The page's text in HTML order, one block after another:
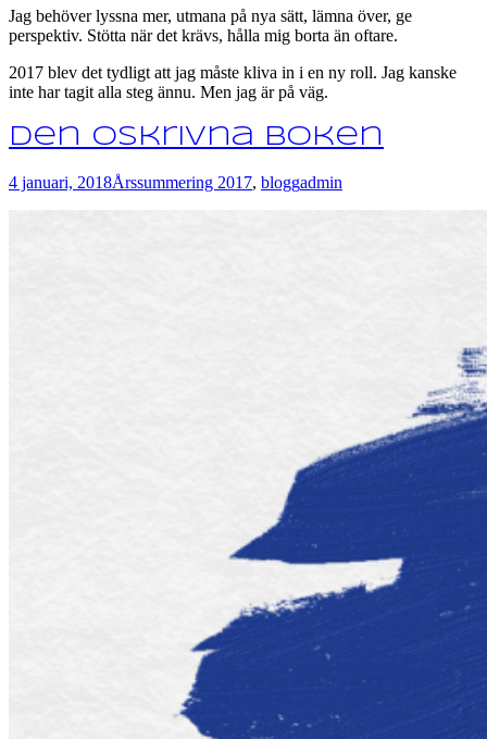
Jag behöver lyssna mer, utmana på nya sätt, lämna över, ge
perspektiv. Stötta när det krävs, hålla mig borta än oftare.
2017 blev det tydligt att jag måste kliva in i en ny roll. Jag kanske
inte har tagit alla steg ännu. Men jag är på väg.
Den oskrivna boken
4 januari, 2018Årssummering 2017, bloggadmin